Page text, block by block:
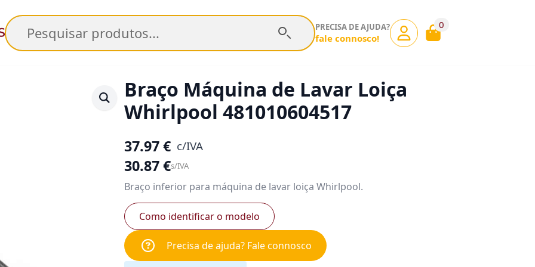
Pesquisar PRECISA DE AJUDA?
fale connosco!
0
Braço Máquina de Lavar Loiça
Whirlpool 481010604517
37.97€ c/IVA
30.87€s/IVA
Braço inferior para máquina de lavar loiça Whirlpool.
Como identificar o modelo
Precisa de ajuda? Fale connosco